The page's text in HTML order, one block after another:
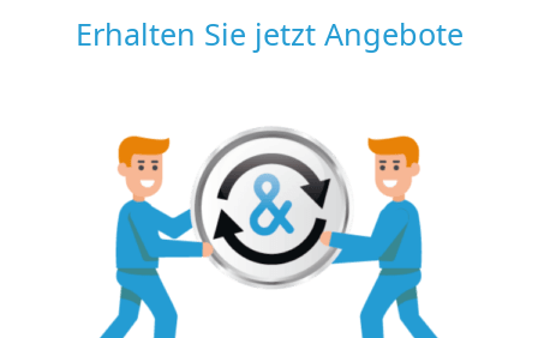
Erhalten Sie jetzt Angebote